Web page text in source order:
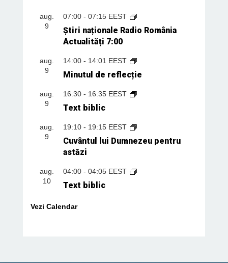
aug.
9
07:00- 07:15 EEST
Știri naționale Radio România
Actualități 7:00
aug.
9
14:00- 14:01 EEST
Minutul de reflecție
aug.
9
16:30- 16:35 EEST
Text biblic
aug.
9
19:10- 19:15 EEST
Cuvântul lui Dumnezeu pentru
astăzi
aug.
10
04:00- 04:05 EEST
Text biblic
Vezi Calendar